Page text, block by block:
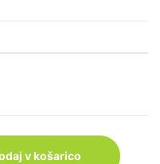
v košarico